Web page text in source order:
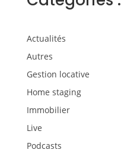
Actualités
Autres
Gestion locative
Home staging
Immobilier
Live
Podcasts